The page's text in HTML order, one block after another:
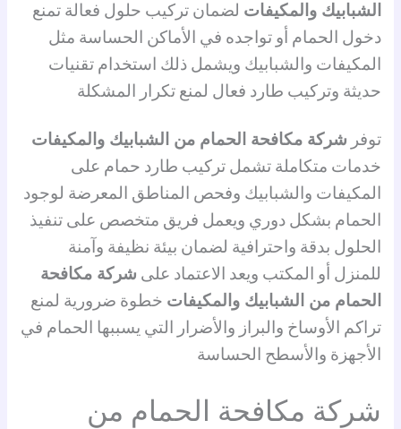
الشبابيك والمكيفات لضمان تركيب حلول فعالة تمنع
دخول الحمام أو تواجده في الأماكن الحساسة مثل
المكيفات والشبابيك ويشمل ذلك استخدام تقنيات
حديثة وتركيب طارد فعال لمنع تكرار المشكلة
توفر شركة مكافحة الحمام من الشبابيك والمكيفات
خدمات متكاملة تشمل تركيب طارد حمام على
المكيفات والشبابيك وفحص المناطق المعرضة لوجود
الحمام بشكل دوري ويعمل فريق متخصص على تنفيذ
الحلول بدقة واحترافية لضمان بيئة نظيفة وآمنة
للمنزل أو المكتب ويعد الاعتماد على شركة مكافحة
الحمام من الشبابيك والمكيفات خطوة ضرورية لمنع
تراكم الأوساخ والبراز والأضرار التي يسببها الحمام في
الأجهزة والأسطح الحساسة
شركة مكافحة الحمام من